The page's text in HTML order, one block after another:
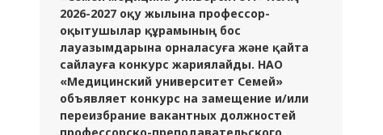
2026-2027 оқу жылына профессор-
оқытушылар құрамының бос
лауазымдарына орналасуға және қайта
сайлауға конкурс жариялайды. НАО
«Медицинский университет Семей»
объявляет конкурс на замещение и/или
переизбрание вакантных должностей